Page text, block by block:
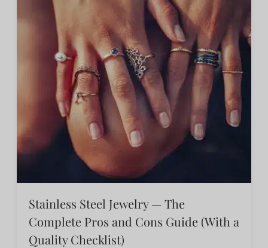
Stainless Steel Jewelry — The
Complete Pros and Cons Guide (With a
Quality Checklist)